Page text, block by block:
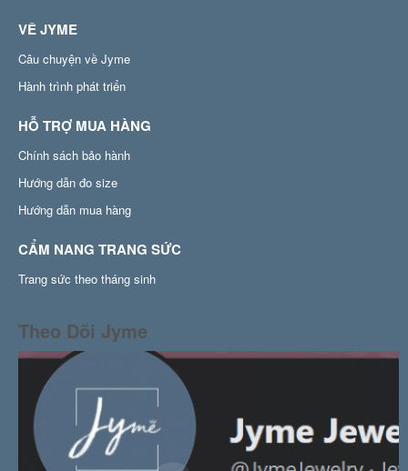
VỀ JYME
Câu chuyện về Jyme
Hành trình phát triển
HỖ TRỢ MUA HÀNG
Chính sách bảo hành
Hướng dẫn đo size
Hướng dẫn mua hàng
CẨM NANG TRANG SỨC
Trang sức theo tháng sinh
Theo Dõi Jyme